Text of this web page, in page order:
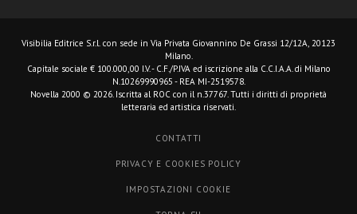
Visibilia Editrice S.r.l. con sede in Via Privata Giovannino De Grassi 12/12A, 20123
Milano.
Capitale sociale € 100.000,00 I.V. - C.F./P.IVA ed iscrizione alla C.C.I.A.A. di Milano
N.10269990965 - REA MI-2519578.
Novella 2000 © 2026. Iscritta al ROC con il n.37767. Tutti i diritti di proprietà
letteraria ed artistica riservati.
CONTATTI
PRIVACY E COOKIES POLICY
IMPOSTAZIONI COOKIE